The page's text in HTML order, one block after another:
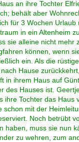
nur
Fortuna
an ihre Tochter
behält aber
für 3 Wochen
in ein Altenheim
sie alleine nicht mehr
können, wenn
ein. Als die
Hause
in ihrem Haus auf
des Hauses ist.
ihre Tochter das Haus
schon mit der
Noch betrübt
haben, muss sie nun
zu wehren, zum